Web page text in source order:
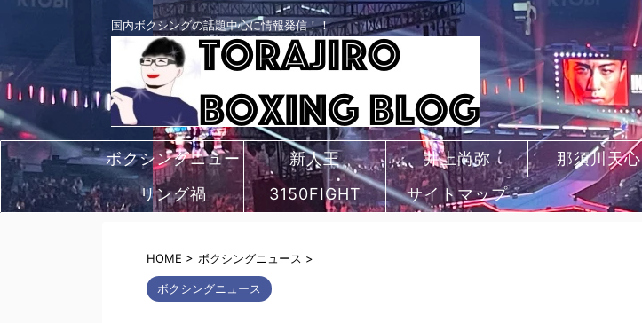
国内ボクシングの話題中心に情報発信！！
ボクシングニュー
ス
新人王 井上尚弥 那須川天心
リング禍
3150FIGHT サイトマップ
HOME > ボクシングニュース >
ボクシングニュース